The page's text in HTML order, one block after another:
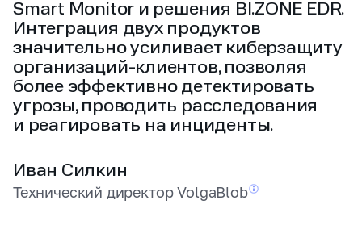
Smart Monitor и решения BI.ZONE EDR.
Интеграция двух продуктов
значительно усиливает киберзащиту
организаций‑клиентов, позволяя
более эффективно детектировать
угрозы, проводить расследования
и реагировать на инциденты.
Иван Силкин
Технический директорVolgaBlob